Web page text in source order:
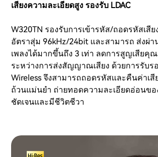
เสียงความละเอียดสูง รองรับ LDAC
W320TN รองรับการเข้ารหัส/ถอดรหัสเสีย
อัตราสุ่ม 96kHz/24bit และสามารถ ส่งผ่า
เพลงได้มากขึ้นถึง 3 เท่า ลดการสูญเสียคุณ
ระหว่างการส่งสัญญาณเสียง ด้วยการรับร
Wireless จึงสามารถถอดรหัสและคืนค่าเสี
ถ้วนแม่นยำ ถ่ายทอดความละเอียดอ่อนขอ
ชัดเจนและมีชีวิตชีวา